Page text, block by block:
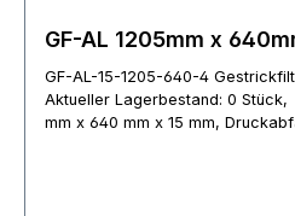
GF-AL 1205mm x
GF-AL-15-1205-640-4
Aktueller Lagerbestand: 0
mm x 640 mm x 15 mm,